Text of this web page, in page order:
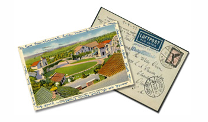
TEC-HRO Zusatz-Farb-Set für SMART-GRIP
Lieferzeit: ca. 10 Tage
34,00 €
Inkl. 19% MwSt.
Seite drucken
Schnellübersicht